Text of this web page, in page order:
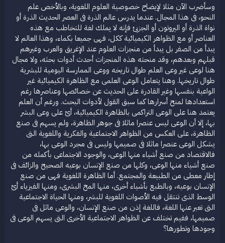
وسأضرب الآن مثلا لإيضاح خصوصية العلوم اللغوية، وبالأخص علم
النحو، فى هذا المجال. عندما يدرس عالم الذرة فى العصر الحديث الذرة أو
نواة الذرة أو الپروتون أو الجزيئ فإنه لا يملك لغة للتخاطب مع هذه
العناصر أو مع الظواهر الكيميائية ككل، فهى جميعا بكماء، وهذا العالم لا
يبدأ من الصفر بل يبدأ من منجزات العلوم عند الإغريق والعرب وغيرهم
قبلهم وبعدهم، وقد منحته هذه المنجزات أحدث أدوات بحثه، ولا مجال
هنا لوعى غير وعى العلم طوال تاريخه ووعى الممارسة اليومية للبشرية
طوال تاريخها. وهنا يتعامل الوعى العلمى مع الظاهرة الكيميائية غير
الواعية بنفسها وغير القادرة على الحديث عن خصائصها وعناصرها رغم
استعدادها لمنح أسرارها كما سبق القول لأدوات البحث. ورغم أن العلم
يعتمد هنا على الوعى التراكمى بالظاهرة الكيميائية، أىْ على وعى البشر
بها، إلا أن الوعى ليس عنصرا ماثلا فى جوهر الظاهرة، ولم يسهم فى صنع
الظاهرة، على العكس من الظواهر الاجتماعية والفكرية واللغوية التى
يشكل الوعى عنصرا ماثلا فى صميمها وليس فى مجرد الوعى بها،
فالاقتصاد من صنع أشياء منها الوعى، والوجود الاجتماعى بأكمله من
صنع أشياء منها الوعى، وكلها من صنع الإنسان بوعيه الصحيح والزائف فى
إطار معطى من الطبيعة والمجتمع. أما الظاهرة اللغوية فهى من صنع
الإنسان بوعيه، وبالطبع بأشياء أخرى، منها المخ البشرى، ومنها الفيزياء أىْ
الوسط الذى تنتقل فيه الأصوات اللغوية للبشر، ومنها الحياة الاجتماعية
التى تعبر عنها اللغة، فاللغة إذن من صنع الإنسان، والوعى ماثل فى
صميمها، ففيم تختلف عن الظواهر الاجتماعية الأخرى التى يسهم الوعى فى
وجودها وتطورها؟